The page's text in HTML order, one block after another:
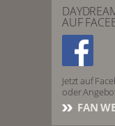
AUF
Jetzt auf
oder
FAN